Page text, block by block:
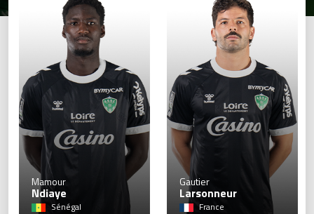
1
Mamour
Ndiaye
Sénégal
Gautier
Larsonneur
France